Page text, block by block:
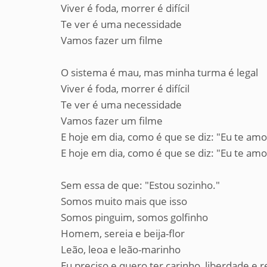
Viver é foda, morrer é difícil
Te ver é uma necessidade
Vamos fazer um filme
O sistema é mau, mas minha turma é legal
Viver é foda, morrer é difícil
Te ver é uma necessidade
Vamos fazer um filme
E hoje em dia, como é que se diz: "Eu te
E hoje em dia, como é que se diz: "Eu te
Sem essa de que: "Estou sozinho."
Somos muito mais que isso
Somos pinguim, somos golfinho
Homem, sereia e beija-flor
Leão, leoa e leão-marinho